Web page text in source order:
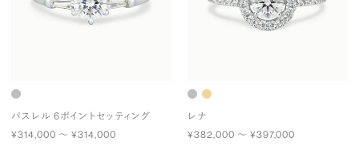
パスレル 6ポイントセッティング
¥314,000 〜 ¥314,000
レナ
¥382,000 〜 ¥397,000